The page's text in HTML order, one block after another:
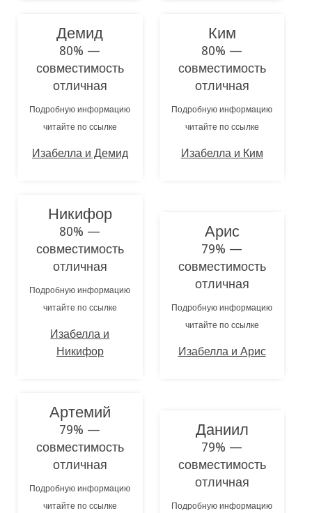
Демид
80% —
совместимость
отличная
Подробную информацию
читайте по ссылке
Изабелла и Демид
Ким
80% —
совместимость
отличная
Подробную информацию
читайте по ссылке
Изабелла и Ким
Никифор
80% —
совместимость
отличная
Подробную информацию
читайте по ссылке
Изабелла и
Никифор
Арис
79% —
совместимость
отличная
Подробную информацию
читайте по ссылке
Изабелла и Арис
Артемий
79% —
совместимость
отличная
Подробную информацию
читайте по ссылке
Даниил
79% —
совместимость
отличная
Подробную информацию